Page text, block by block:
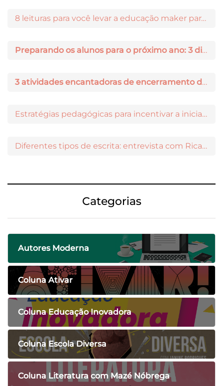
8 leituras para você levar a educação maker para a sala de aula
Preparando os alunos para o próximo ano: 3 dicas práticas
3 atividades encantadoras de encerramento de ano letivo
Estratégias pedagógicas para incentivar a iniciação científica entre os estudantes
Diferentes tipos de escrita: entrevista com Ricardo Prado
Categorias
Autores Moderna
Coluna Ativar
Coluna Educação Inovadora
Coluna Escola Diversa
Coluna Literatura com Mazé Nóbrega